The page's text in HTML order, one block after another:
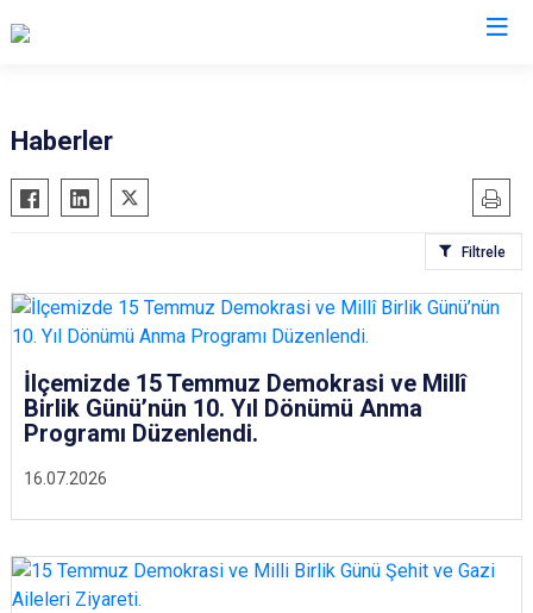
Adalar
Avcılar
Bahçelievler
Bakırköy
Bayrampaşa
Beşiktaş
Beykoz
Beyoğlu
Büyükçekmece
Çatalca
Esenler
Kadıköy
Kağıthane
Küçükçekmece
Maltepe
Sarıyer
Şile
Ümraniye
Üsküdar
Arnavutköy
Ataşehir
Çekmeköy
Esenyurt
Haberler
Filtrele
16.07.2026
İlçemizde 15 Temmuz Demokrasi ve Millî
Birlik Günü’nün 10. Yıl Dönümü Anma
Programı Düzenlendi.